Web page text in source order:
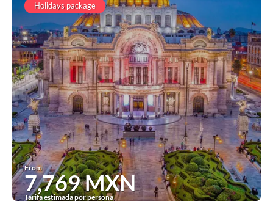
Holidays package
From
7,769 MXN
Tarifa estimada por persona